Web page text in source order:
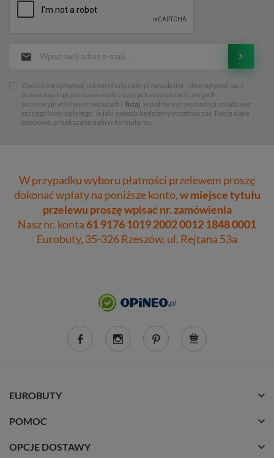
Chcesz otrzymywać od eurobuty.com.pl newsletter i dowiadywać sie z
przesłanych przez nas e-maili o naszych nowościach, akcjach
promocyjnych i wyprzedażach? Tutaj, w polityce prywatności znajdziesz
szczegółowy opis tego, w jaki sposób będziemy przetwarzać Twoje dane
osobowe, przekazane nam w formularzu.
W przypadku wyboru płatności przelewem proszę
dokonać wpłaty na poniższe konto,w miejsce tytułu
przelewu proszę wpisać nr. zamówienia
Nasz nr. konta61 9176 1019 2002 0012 1848 0001
Eurobuty, 35-326 Rzeszów, ul. Rejtana 53a
EUROBUTY
POMOC
OPCJE DOSTAWY